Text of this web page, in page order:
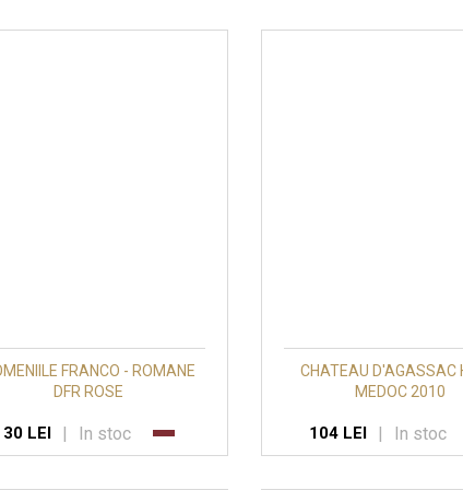
FRANCO - ROMANE
DFR ROSE
30 LEI | In stoc
CHATEAU D'AGASSAC
MEDOC 2010
104 LEI | In stoc